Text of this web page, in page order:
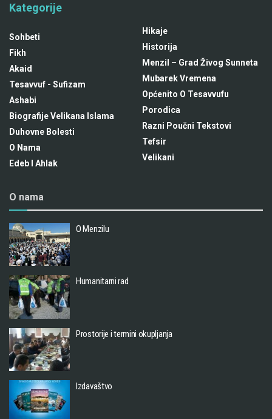
Kategorije
Sohbeti
Fikh
Akaid
Tesavvuf - Sufizam
Ashabi
Biografije Velikana Islama
Duhovne Bolesti
O Nama
Edeb I Ahlak
Hikaje
Historija
Menzil – Grad Živog Sunneta
Mubarek Vremena
Općenito O Tesavvufu
Porodica
Razni Poučni Tekstovi
Tefsir
Velikani
O nama
O Menzilu
Humanitarni rad
Prostorije i termini okupljanja
Izdavaštvo